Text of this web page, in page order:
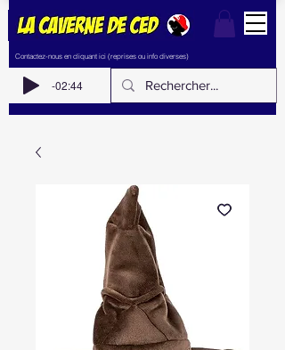
Contactez-nous en cliquant ici (reprises ou info diverses)
-02:44